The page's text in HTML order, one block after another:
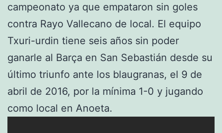
campeonato ya que empataron sin goles
contra Rayo Vallecano de local. El equipo
Txuri-urdin tiene seis años sin poder
ganarle al Barça en San Sebastián desde su
último triunfo ante los blaugranas, el 9 de
abril de 2016, por la mínima 1-0 y jugando
como local en Anoeta.